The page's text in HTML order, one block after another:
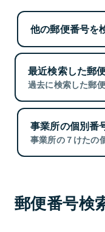
他の郵便番号を
最近検索した郵
過去に検索した郵
事業所の個別番
事業所の７けたの
郵便番号検